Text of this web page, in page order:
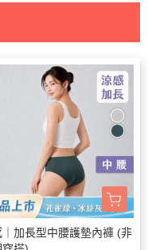
｜加長型中腰護墊內褲 (非